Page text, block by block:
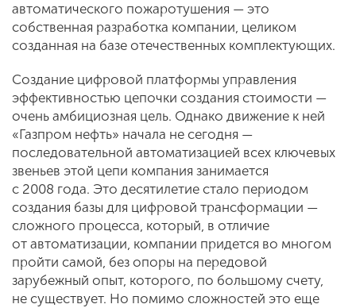
автоматического пожаротушения — это
собственная разработка компании, целиком
созданная на базе отечественных комплектующих.
Создание цифровой платформы управления
эффективностью цепочки создания стоимости —
очень амбициозная цель. Однако движение к ней
«Газпром нефть» начала не сегодня —
последовательной автоматизацией всех ключевых
звеньев этой цепи компания занимается
с 2008 года. Это десятилетие стало периодом
создания базы для цифровой трансформации —
сложного процесса, который, в отличие
от автоматизации, компании придется во многом
пройти самой, без опоры на передовой
зарубежный опыт, которого, по большому счету,
не существует. Но помимо сложностей это еще